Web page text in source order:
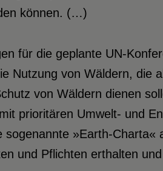
können. (…)
für die geplante UN-
Nutzung von Wäldern, die
von Wäldern dienen
prioritären Umwelt- und
»Earth-Charta«
und Pflichten erthalten